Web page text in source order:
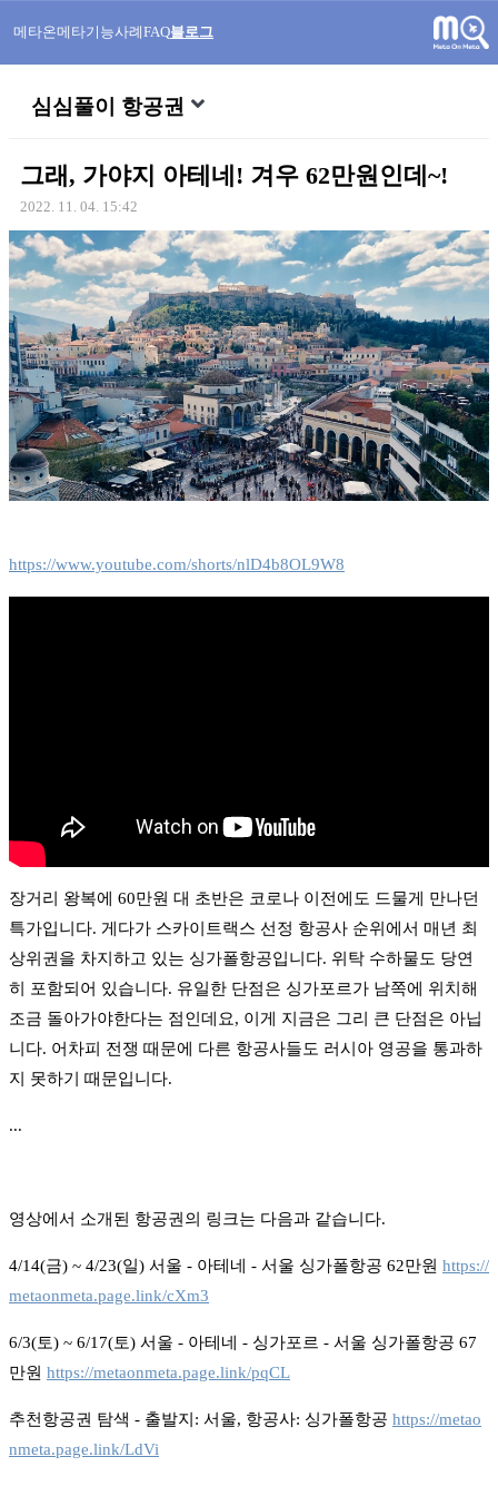
메타온메타기능사례FAQ블로그
심심풀이 항공권
그래, 가야지 아테네! 겨우 62만원인데~!
2022. 11. 04. 15:42
https://www.youtube.com/shorts/nlD4b8OL9W8
장거리 왕복에 60만원 대 초반은 코로나 이전에도 드물게 만나던
특가입니다. 게다가 스카이트랙스 선정 항공사 순위에서 매년 최
상위권을 차지하고 있는 싱가폴항공입니다. 위탁 수하물도 당연
히 포함되어 있습니다. 유일한 단점은 싱가포르가 남쪽에 위치해
조금 돌아가야한다는 점인데요, 이게 지금은 그리 큰 단점은 아닙
니다. 어차피 전쟁 때문에 다른 항공사들도 러시아 영공을 통과하
지 못하기 때문입니다.
...
영상에서 소개된 항공권의 링크는 다음과 같습니다.
4/14(금) ~ 4/23(일) 서울 - 아테네 - 서울 싱가폴항공 62만원 https://
metaonmeta.page.link/cXm3
6/3(토) ~ 6/17(토) 서울 - 아테네 - 싱가포르 - 서울 싱가폴항공 67
만원 https://metaonmeta.page.link/pqCL
추천항공권 탐색 - 출발지: 서울, 항공사: 싱가폴항공 https://metao
nmeta.page.link/LdVi